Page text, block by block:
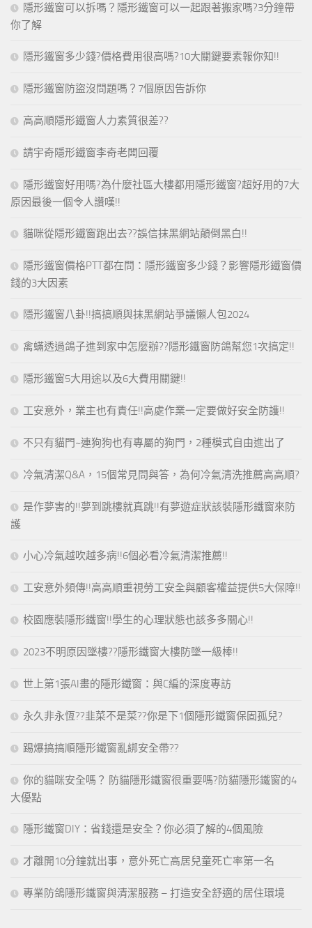
隱形鐵窗可以拆嗎？隱形鐵窗可以一起跟著搬家嗎?3分鐘帶
你了解
隱形鐵窗多少錢?價格費用很高嗎?10大關鍵要素報你知!!
隱形鐵窗防盜沒問題嗎？7個原因告訴你
高高順隱形鐵窗人力素質很差??
請宇奇隱形鐵窗李奇老闆回覆
隱形鐵窗好用嗎?為什麼社區大樓都用隱形鐵窗?超好用的7大
原因最後一個令人讚嘆!!
貓咪從隱形鐵窗跑出去??誤信抹黑網站顛倒黑白!!
隱形鐵窗價格PTT都在問：隱形鐵窗多少錢？影響隱形鐵窗價
錢的3大因素
隱形鐵窗八卦!!搞搞順與抹黑網站爭議懶人包2024
禽蟎透過鴿子進到家中怎麼辦??隱形鐵窗防鴿幫您1次搞定!!
隱形鐵窗5大用途以及6大費用關鍵!!
工安意外，業主也有責任!!高處作業一定要做好安全防護!!
不只有貓門~連狗狗也有專屬的狗門，2種模式自由進出了
冷氣清潔Q&A，15個常見問與答，為何冷氣清洗推薦高高順?
是作夢害的!!夢到跳樓就真跳!!有夢遊症狀該裝隱形鐵窗來防
護
小心冷氣越吹越多病!!6個必看冷氣清潔推薦!!
工安意外頻傳!!高高順重視勞工安全與顧客權益提供5大保障!!
校園應裝隱形鐵窗!!學生的心理狀態也該多多關心!!
2023不明原因墜樓??隱形鐵窗大樓防墜一級棒!!
世上第1張AI畫的隱形鐵窗：與C編的深度專訪
永久非永恆??韭菜不是菜??你是下1個隱形鐵窗保固孤兒?
踢爆搞搞順隱形鐵窗亂綁安全帶??
你的貓咪安全嗎？ 防貓隱形鐵窗很重要嗎?防貓隱形鐵窗的4
大優點
隱形鐵窗DIY：省錢還是安全？你必須了解的4個風險
才離開10分鐘就出事，意外死亡高居兒童死亡率第一名
專業防鴿隱形鐵窗與清潔服務 – 打造安全舒適的居住環境